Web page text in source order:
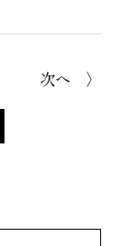
次へ 〉